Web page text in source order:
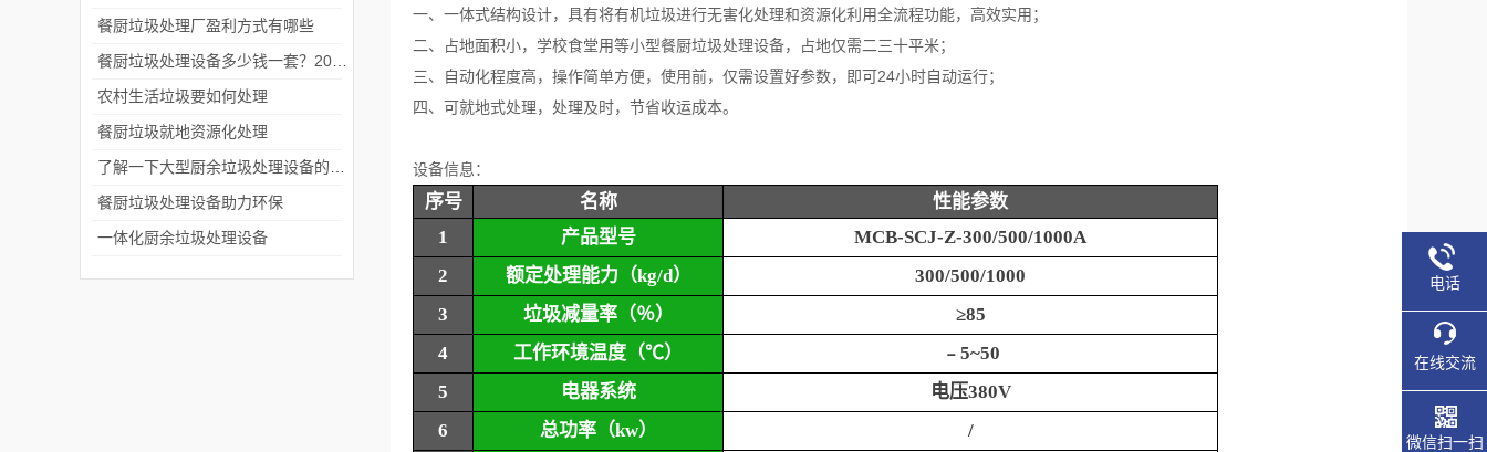
一、一体式结构设计，具有将有机垃圾进行无害化处理和资源化利用全流程功能，高效实用；
二、占地面积小，学校食堂用等小型餐厨垃圾处理设备，占地仅需二三十平米；
三、自动化程度高，操作简单方便，使用前，仅需设置好参数，即可24小时自动运行；
四、可就地式处理，处理及时，节省收运成本。
设备信息：
序号 名称
性能参数
1
产品型号
MCB-SCJ-Z-300/500/1000A
2
额定处理能力（kg/d）
300/500/1000
3
垃圾减量率（％）
≥85
4
工作环境温度（℃） ﹣ 5~50
5
电器系统 电压380V
6
总功率（kw）
/
餐厨垃圾处理厂盈利方式有哪些
农村生活垃圾要如何处理
餐厨垃圾就地资源化处理
餐厨垃圾处理设备助力环保
一体化厨余垃圾处理设备
电话
在线交流
微信扫一扫